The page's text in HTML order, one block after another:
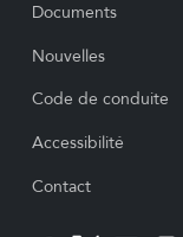
Documents
Nouvelles
Code de conduite
Accessibilité
Contact